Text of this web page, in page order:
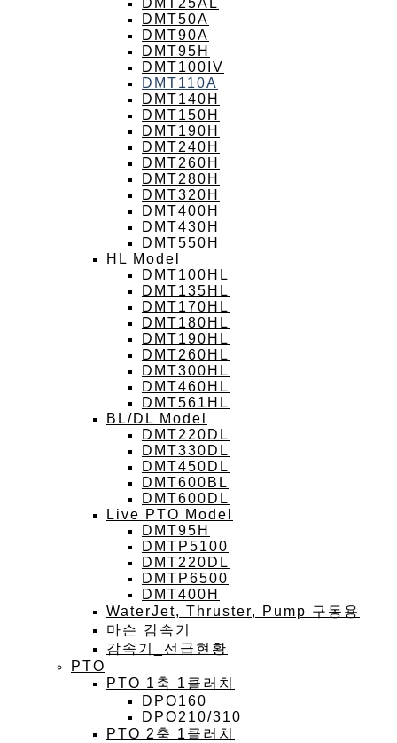
DMT25AL
DMT50A
DMT90A
DMT95H
DMT100IV
DMT110A
DMT140H
DMT150H
DMT190H
DMT240H
DMT260H
DMT280H
DMT320H
DMT400H
DMT430H
DMT550H
HL Model
DMT100HL
DMT135HL
DMT170HL
DMT180HL
DMT190HL
DMT260HL
DMT300HL
DMT460HL
DMT561HL
BL/DL Model
DMT220DL
DMT330DL
DMT450DL
DMT600BL
DMT600DL
Live PTO Model
DMT95H
DMTP5100
DMT220DL
DMTP6500
DMT400H
WaterJet, Thruster, Pump 구동용
마슨 감속기
감속기_선급현황
PTO
PTO 1축 1클러치
DPO160
DPO210/310
PTO 2축 1클러치